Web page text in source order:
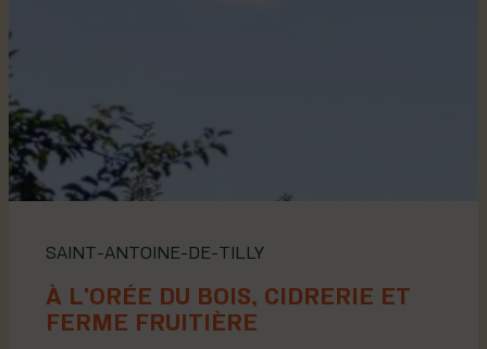
SAINT-ANTOINE-DE-TILLY
À L'ORÉE DU BOIS, CIDRERIE ET
FERME FRUITIÈRE